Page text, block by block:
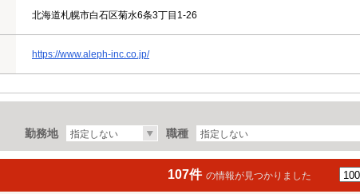
北海道札幌市白石区菊水6条3丁目1-26
https://www.aleph-inc.co.jp/
勤務地 指定しない 職種 指定しない
107件 の情報が見つかりました